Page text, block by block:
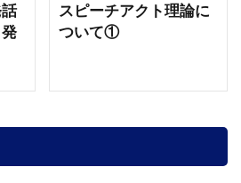
スピーチアクト理論に
ついて①